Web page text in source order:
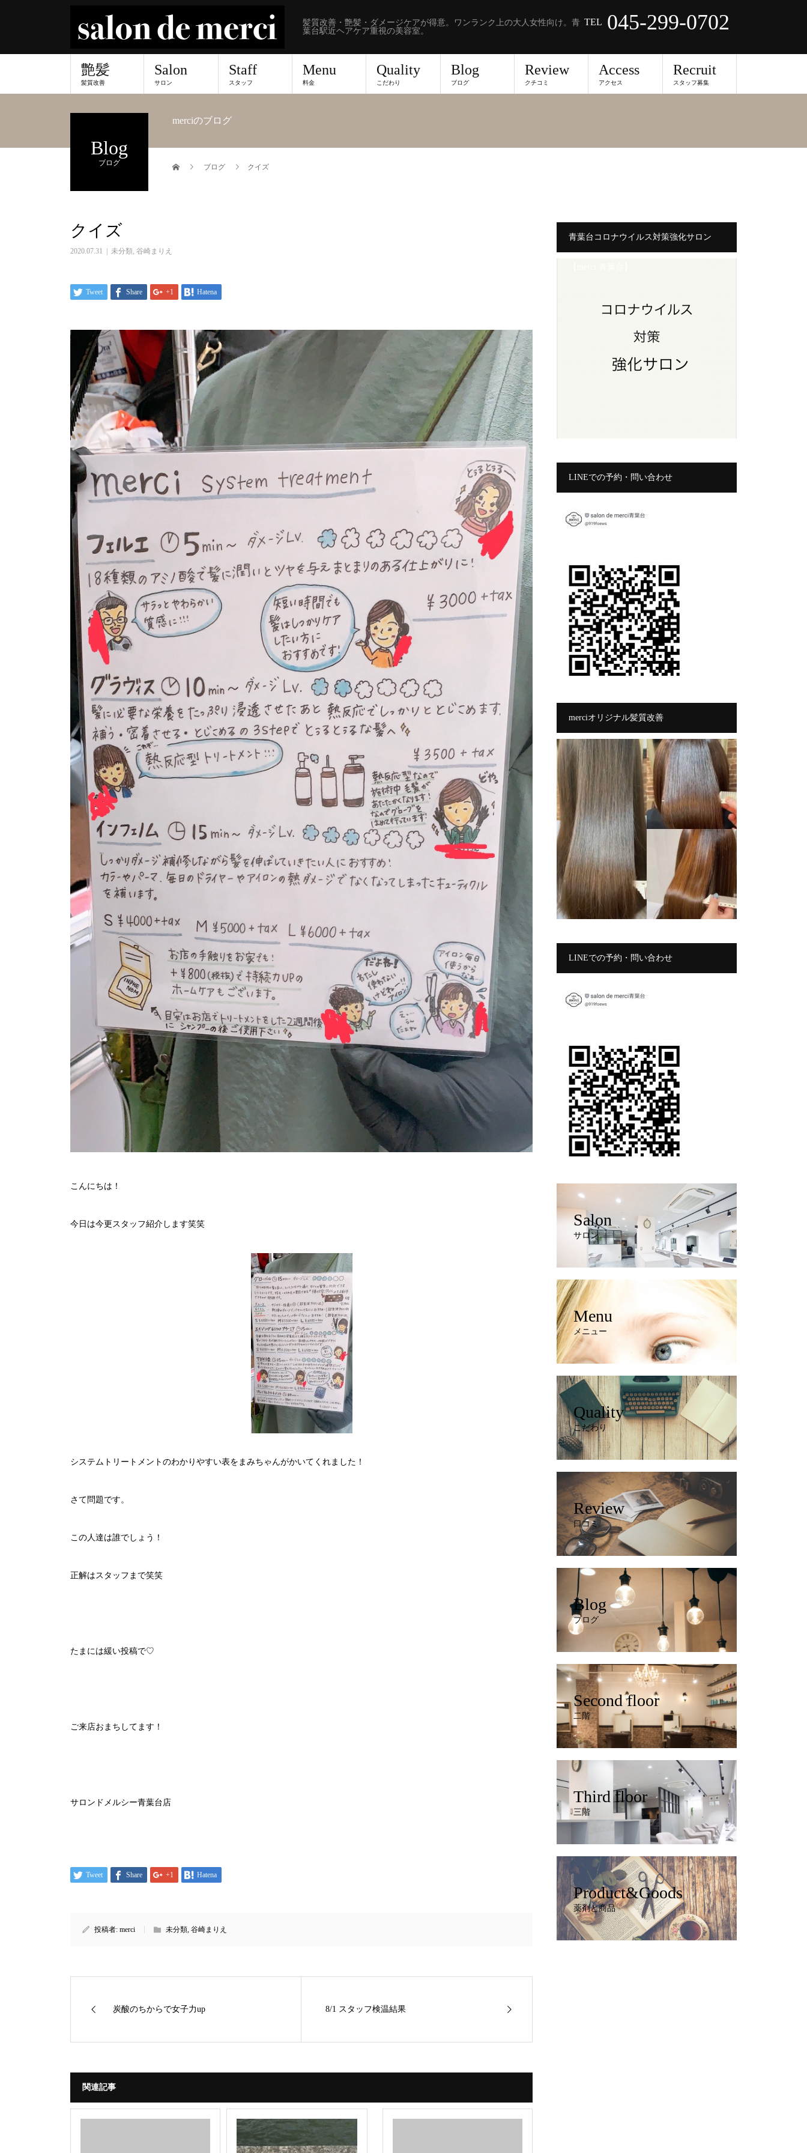
髪質改善・艶髪・ダメージケアが得意。ワンランク上の大人女性向け。青
葉台駅近ヘアケア重視の美容室。
TEL 045-299-0702
艶髪
髪質改善
Salon
サロン
Staff
スタッフ
Menu
料金
Quality
こだわり
Blog
ブログ
Review
クチコミ
Access
アクセス
Recruit
スタッフ募集
Blog
ブログ
merciのブログ
ブログ クイズ
クイズ
2020.07.31 未分類, 谷崎まりえ
Tweet Share +1 Hatena
こんにちは！
今日は今更スタッフ紹介します笑笑
システムトリートメントのわかりやすい表をまみちゃんがかいてくれました！
さて問題です。
この人達は誰でしょう！
正解はスタッフまで笑笑
たまには緩い投稿で♡
ご来店おまちしてます！
サロンドメルシー青葉台店
Tweet Share +1 Hatena
投稿者: merci 未分類 谷崎まりえ
炭酸のちからで女子力up 8/1 スタッフ検温結果
関連記事
青葉台コロナウイルス対策強化サロン
LINEでの予約・問い合わせ
merciオリジナル髪質改善
LINEでの予約・問い合わせ
Salon
サロン
Menu
メニュー
Quality
こだわり
Review
口コミ
Blog
ブログ
Second floor
二階
Third floor
三階
Product&Goods
薬剤と商品